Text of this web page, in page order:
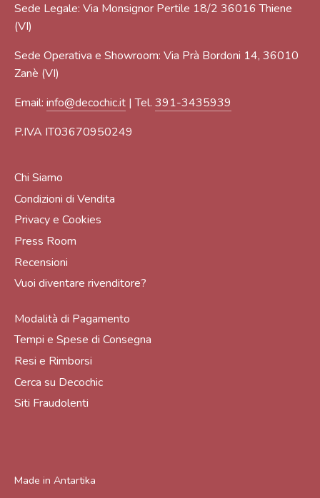
Sede Legale: Via Monsignor Pertile 18/2 36016 Thiene
(VI)
Sede Operativa e Showroom: Via Prà Bordoni 14, 36010
Zanè (VI)
Email: info@decochic.it | Tel. 391-3435939
P.IVA IT03670950249
Chi Siamo
Condizioni di Vendita
Privacy e Cookies
Press Room
Recensioni
Vuoi diventare rivenditore?
Modalità di Pagamento
Tempi e Spese di Consegna
Resi e Rimborsi
Cerca su Decochic
Siti Fraudolenti
Made in Antartika